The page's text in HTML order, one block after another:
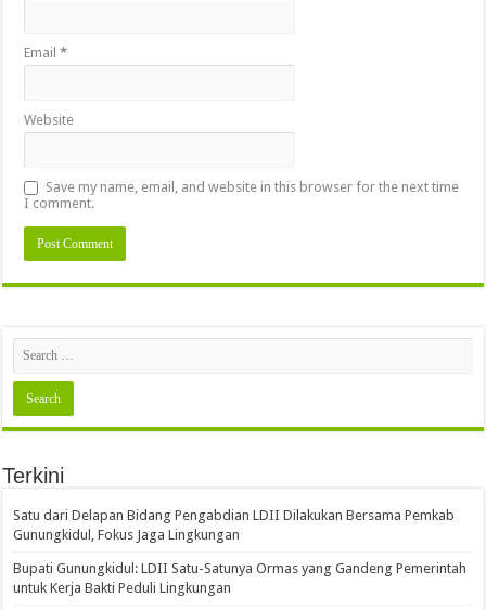
Email*
Website
Save my name, email, and website in this browser for the next time
I comment.
Terkini
Satu dari Delapan Bidang Pengabdian LDII Dilakukan Bersama Pemkab
Gunungkidul, Fokus Jaga Lingkungan
Bupati Gunungkidul: LDII Satu-Satunya Ormas yang Gandeng Pemerintah
untuk Kerja Bakti Peduli Lingkungan